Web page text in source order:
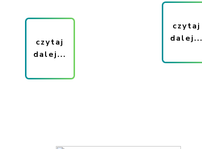
czytaj
dalej...
czytaj
dalej...